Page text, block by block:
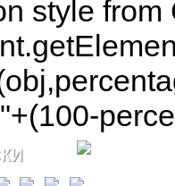
style